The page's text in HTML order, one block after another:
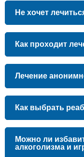
Не хочет
Как проходит
Лечение
Как выбрать
Можно ли
алкоголизма и